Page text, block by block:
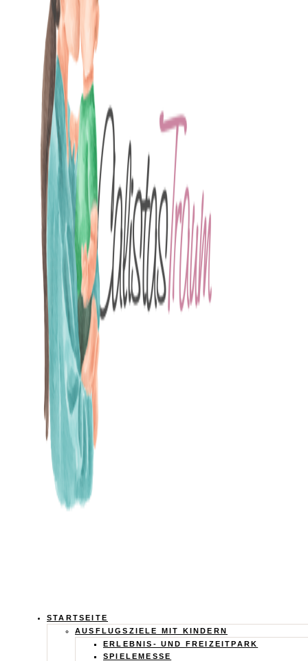
Calistas
Traum
STARTSEITE
AUSFLUGSZIELE MIT KINDERN
ERLEBNIS- UND FREIZEITPARK
SPIELEMESSE